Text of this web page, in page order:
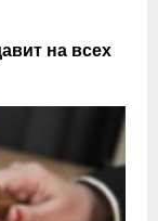
на всех